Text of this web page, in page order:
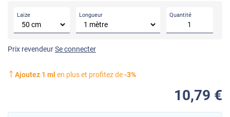
Laize Longueur Quantité
Prix revendeurSe connecter
Ajoutez 1 ml en plus et profitez de-3%
10,79 €